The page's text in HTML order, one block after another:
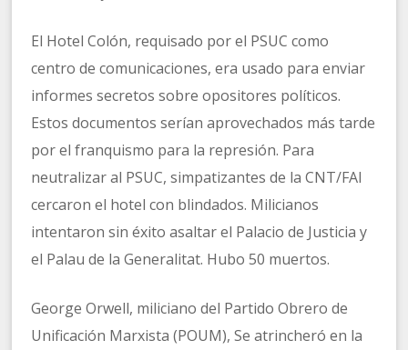
El Hotel Colón, requisado por el PSUC como
centro de comunicaciones, era usado para enviar
informes secretos sobre opositores políticos.
Estos documentos serían aprovechados más tarde
por el franquismo para la represión. Para
neutralizar al PSUC, simpatizantes de la CNT/FAI
cercaron el hotel con blindados. Milicianos
intentaron sin éxito asaltar el Palacio de Justicia y
el Palau de la Generalitat. Hubo 50 muertos.
George Orwell, miliciano del Partido Obrero de
Unificación Marxista (POUM), Se atrincheró en la